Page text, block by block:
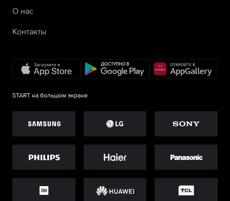
О нас
Контакты
START на большом экране